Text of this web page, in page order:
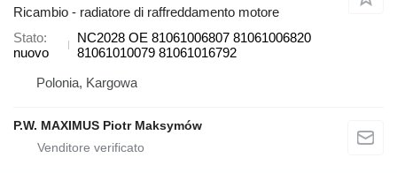
Ricambio - radiatore di raffreddamento motore
Stato
nuovo
NC2028 OE 81061006807 81061006820
81061010079 81061016792
Polonia, Kargowa
P.W. MAXIMUS Piotr Maksymów